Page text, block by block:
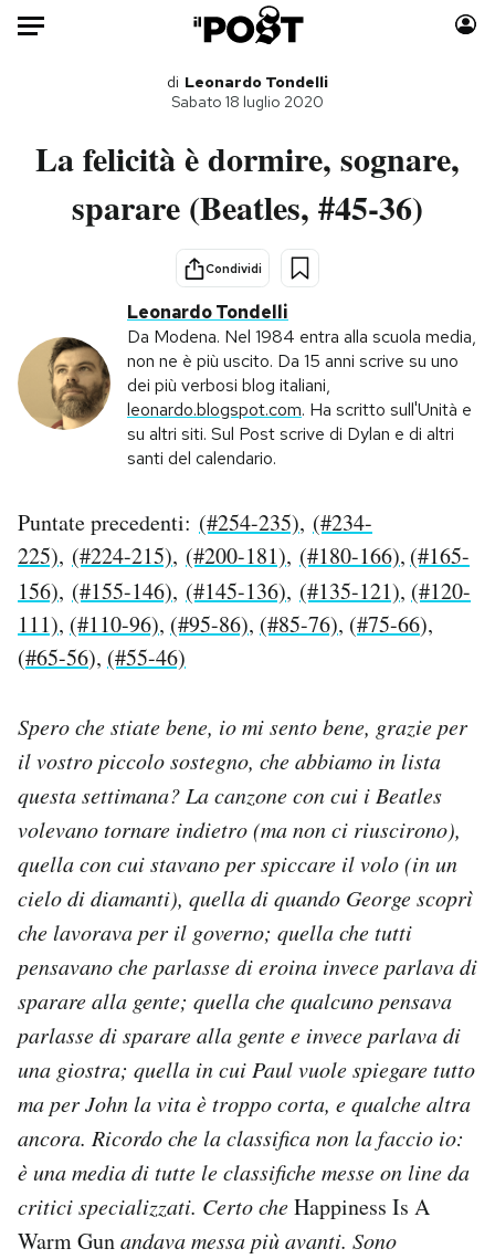
Auto
Mondo
Scienza
Cultura
Economia
Libri
Consumismi
Storie/Idee
Ok Boomer!
Media
Europa
Altrecose
Mondiali calcio 2026
PODCAST
NEWSLETTER
SHOP
CALENDARIO
AREA PERSONALE
Area Personale
Newsletter
Notifiche mobile
Regala il Post
Hai bisogno di aiuto?
Esci
di Leonardo Tondelli
Sabato 18 luglio 2020
La felicità è dormire, sognare,
sparare (Beatles, #45-36)
Condividi
Leonardo Tondelli
Da Modena. Nel 1984 entra alla scuola media,
non ne è più uscito. Da 15 anni scrive su uno
dei più verbosi blog italiani,
leonardo.blogspot.com. Ha scritto sull'Unità e
su altri siti. Sul Post scrive di Dylan e di altri
santi del calendario.
Puntate precedenti: (#254-235), (#234-
225), (#224-215), (#200-181), (#180-166), (#165-
156), (#155-146), (#145-136), (#135-121), (#120-
111), (#110-96), (#95-86), (#85-76), (#75-66),
(#65-56), (#55-46)
Spero che stiate bene, io mi sento bene, grazie per
il vostro piccolo sostegno, che abbiamo in lista
questa settimana? La canzone con cui i Beatles
volevano tornare indietro (ma non ci riuscirono),
quella con cui stavano per spiccare il volo (in un
cielo di diamanti), quella di quando George scoprì
che lavorava per il governo; quella che tutti
pensavano che parlasse di eroina invece parlava di
sparare alla gente; quella che qualcuno pensava
parlasse di sparare alla gente e invece parlava di
una giostra; quella in cui Paul vuole spiegare tutto
ma per John la vita è troppo corta, e qualche altra
ancora. Ricordo che la classifica non la faccio io:
è una media di tutte le classifiche messe on line da
critici specializzati. Certo cheHappiness Is A
Warm Gunandava messa più avanti. Sono